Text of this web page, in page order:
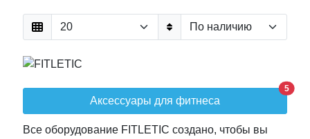
Аксессуары для фитнеса
5
Все оборудование FITLETIC создано, чтобы вы